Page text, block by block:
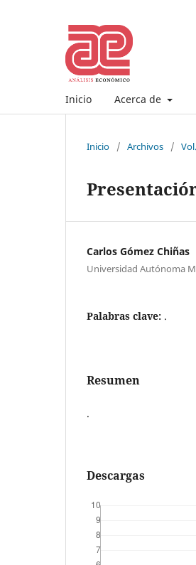
Inicio Acerca de
Inicio / Archivos /
Carlos Gómez Chiñas
Universidad Autónoma
Palabras clave: .
Resumen
.
Descargas